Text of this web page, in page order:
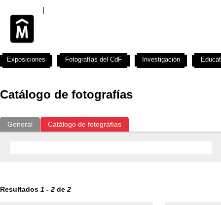
Catálogo de fotografías
General Catálogo de fotografías
Resultados 1 - 2 de 2
Exposiciones Fotografías del CdF Investigación